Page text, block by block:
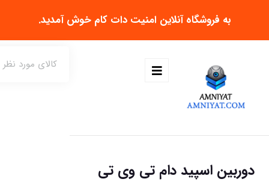
به فروشگاه آنلاین امنیت دات کام خوش آمدید.
دوربین اسپید دام تی وی تی